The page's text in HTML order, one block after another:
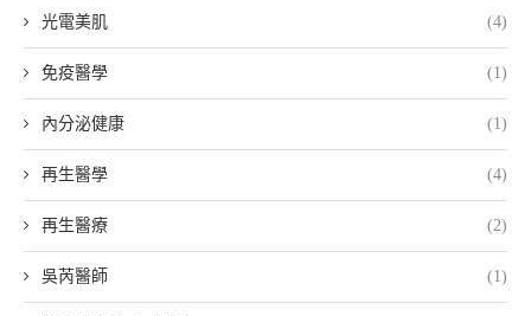
光電美肌 (4)
免疫醫學 (1)
內分泌健康 (1)
再生醫學 (4)
再生醫療 (2)
吳芮醫師 (1)